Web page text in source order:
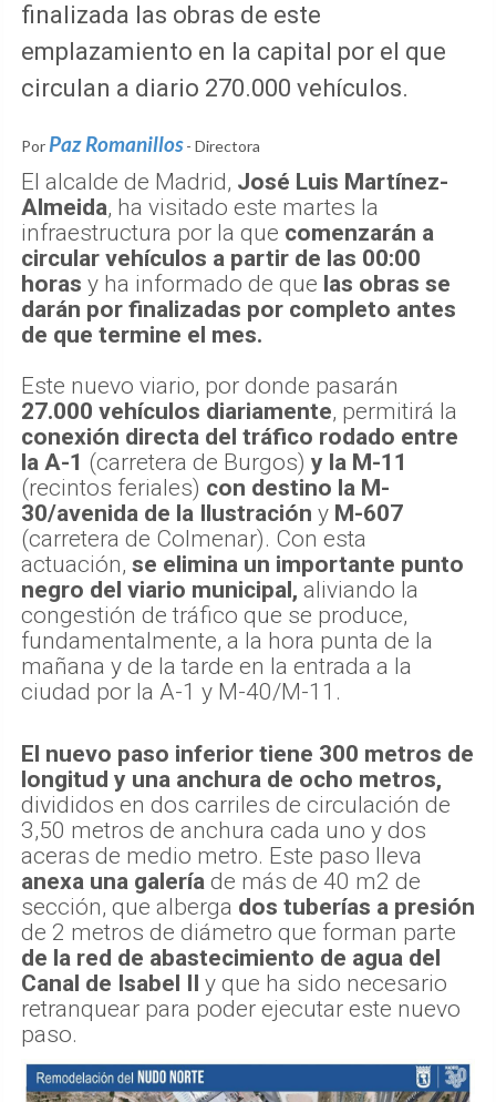
finalizada las obras de este
emplazamiento en la capital por el que
circulan a diario 270.000 vehículos.
Por Paz Romanillos - Directora
El alcalde de Madrid, José Luis Martínez-
Almeida, ha visitado este martes la
infraestructura por la que comenzarán a
circular vehículos a partir de las 00:00
horas y ha informado de que las obras se
darán por finalizadas por completo antes
de que termine el mes.
Este nuevo viario, por donde pasarán
27.000 vehículos diariamente, permitirá la
conexión directa del tráfico rodado entre
la A-1 (carretera de Burgos) y la M-11
(recintos feriales) con destino la M-
30/avenida de la Ilustración y M-607
(carretera de Colmenar). Con esta
actuación, se elimina un importante punto
negro del viario municipal, aliviando la
congestión de tráfico que se produce,
fundamentalmente, a la hora punta de la
mañana y de la tarde en la entrada a la
ciudad por la A-1 y M-40/M-11.
El nuevo paso inferior tiene 300 metros de
longitud y una anchura de ocho metros,
divididos en dos carriles de circulación de
3,50 metros de anchura cada uno y dos
aceras de medio metro. Este paso lleva
anexa una galería de más de 40 m2 de
sección, que alberga dos tuberías a presión
de 2 metros de diámetro que forman parte
de la red de abastecimiento de agua del
Canal de Isabel II y que ha sido necesario
retranquear para poder ejecutar este nuevo
paso.